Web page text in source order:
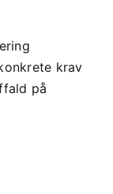
krav
på